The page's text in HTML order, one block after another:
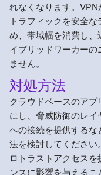
れなくなります。
トラフィックを安全
め、帯域幅を消費し
イブリッドワーカー
ません。
対処方法
クラウドベースのア
にし、脅威防御のレ
への接続を提供する
法を検討してくださ
ロトラストアクセス
ンスに影響を与える